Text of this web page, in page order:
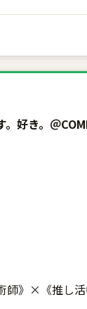
好き。＠
》×《推し